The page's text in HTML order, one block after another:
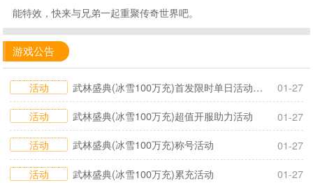
能特效，快来与兄弟一起重聚传奇世界吧。
游戏公告
活动 武林盛典(冰雪100万充)首发限时单日活动2026.1.27-1.30
01-27
活动
武林盛典(冰雪100万充)超值开服助力活动
01-27
活动
武林盛典(冰雪100万充)称号活动
01-27
活动
武林盛典(冰雪100万充)累充活动
01-27